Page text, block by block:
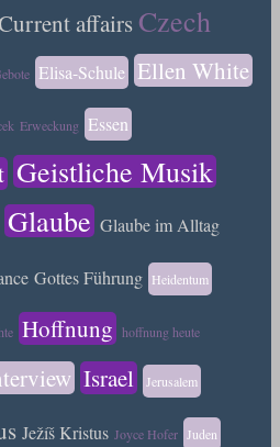
affairs Czech
Elisa-Schule Ellen White
Erweckung Essen
Geistliche Musik
Glaube Glaube im Alltag
Gottes Führung Heidentum
Hoffnung hoffnung heute
Israel Jerusalem
Ježíš Kristus Joyce Hofer Juden